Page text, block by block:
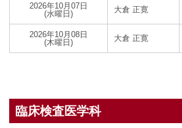
2026年10月07日
(水曜日)
大倉 正寛
2026年10月08日
(木曜日)
大倉 正寛
臨床検査医学科